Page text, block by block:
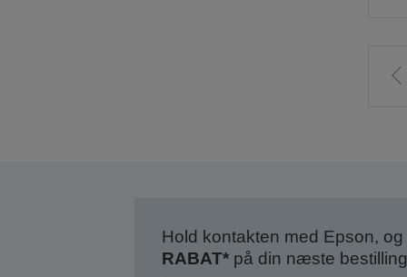
Hold kontakten med Epson,
RABAT*på din næste